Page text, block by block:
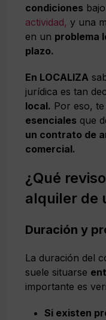
condiciones
actividad, y una
en un problema
plazo.
En LOCALIZA
jurídica es tan
local. Por eso,
esenciales que
un contrato de
comercial.
¿Qué
alquiler de
Duración y
La duración del
suele situarse
importante es
Si existen